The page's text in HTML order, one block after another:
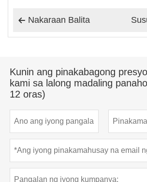
 Nakaraan Balita
Kunin ang pinakabagong
kami sa lalong madaling
12 oras)